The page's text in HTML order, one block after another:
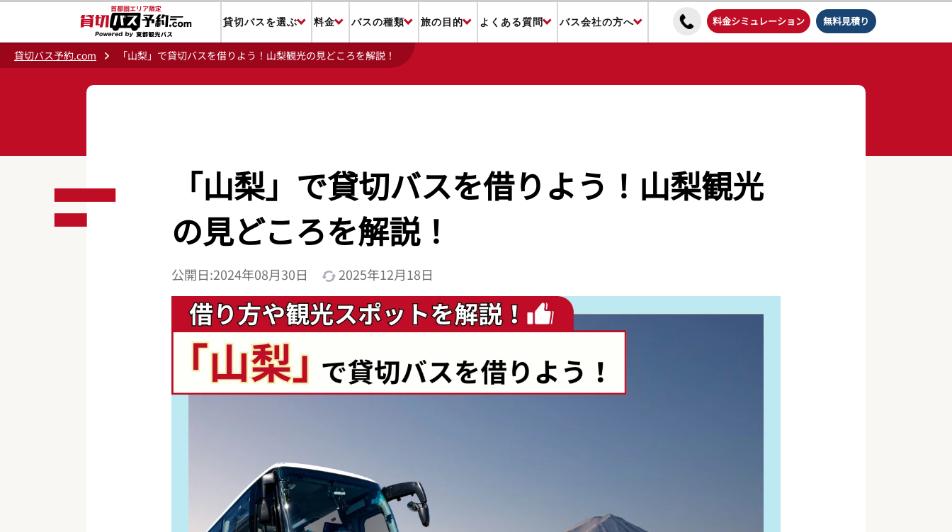
貸切バスを選ぶ 料金 バスの種類 旅の目的 よくある質問 バス会社の方へ 料金シミュレーション 無料見積り
貸切バス予約.com 「山梨」で貸切バスを借りよう！山梨観光の見どころを解説！
「山梨」で貸切バスを借りよう！山梨観光
の見どころを解説！
公開日:2024年08月30日 2025年12月18日